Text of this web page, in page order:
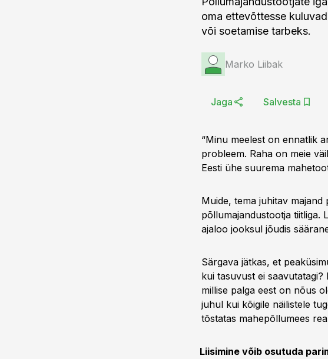
oma ettevõttesse
või soetamise tarbeks.
Marko Liibak
Jaga Salvesta
“Minu meelest on ennatlik
probleem. Raha on meie
Eesti ühe suurema
Muide, tema juhitav
põllumajandustootja tiitliga.
ajaloo jooksul jõudis
Särgava jätkas, et
kui tasuvust ei saavutatagi?
millise palga eest on nõus
juhul kui kõigile näilistele
tõstatas mahepõllumees
Liisimine võib osutuda